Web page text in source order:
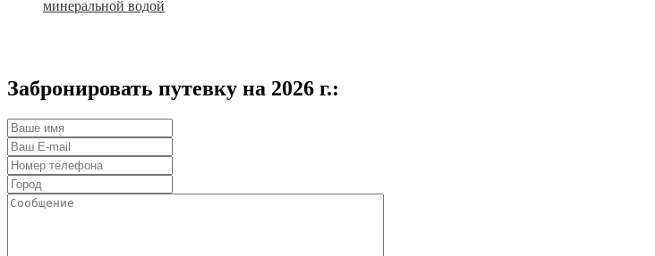
минеральной водой
Забронировать путевку на 2026 г.: